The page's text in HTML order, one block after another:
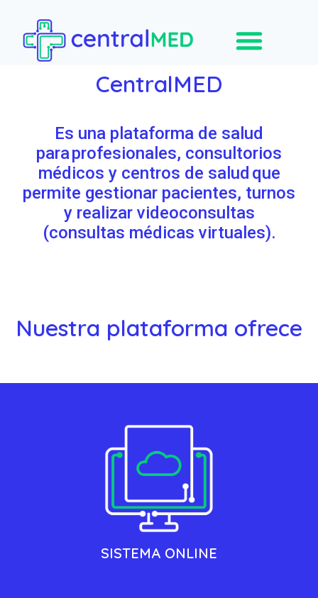
CentralMED
Es una plataforma de salud
para profesionales, consultorios
médicos y centros de salud que
permite gestionar pacientes, turnos
y realizar videoconsultas
(consultas médicas virtuales).
Nuestra plataforma ofrece
SISTEMA ONLINE